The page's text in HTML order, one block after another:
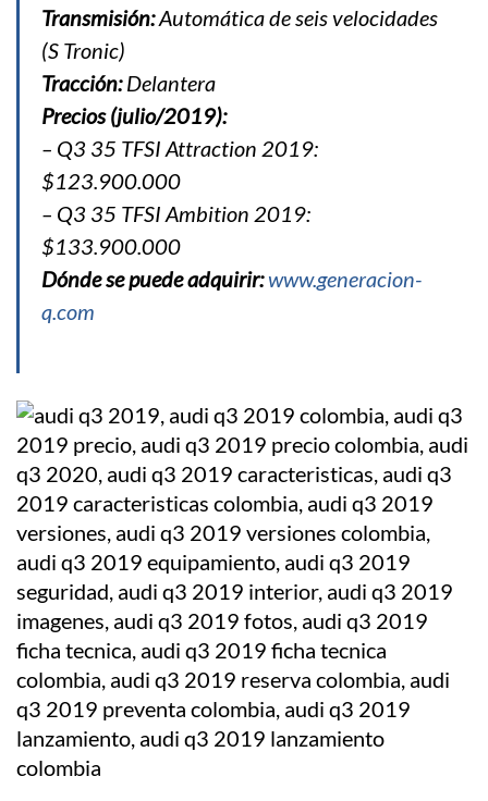
Transmisión:Automática de seis velocidades
(S Tronic)
Tracción:Delantera
Precios (julio/2019):
– Q3 35 TFSI Attraction 2019:
$123.900.000
– Q3 35 TFSI Ambition 2019:
$133.900.000
Dónde se puede adquirir: www.generacion-
q.com